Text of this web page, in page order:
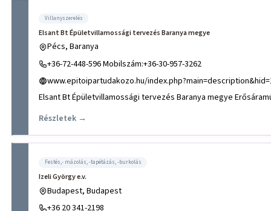
Villanyszerelés
Elsant Bt Épületvillamossági tervezés Baranya megye
Pécs, Baranya
+36-72-448-596 Mobilszám:+36-30-957-3262
www.epitoipartudakozo.hu/
Elsant Bt Épületvillamossági tervezés Baranya megye
Részletek →
Festés,- mázolás, -tapétázás, -burkolás
Izeli György e.v.
Budapest, Budapest
+36 20 341-2198